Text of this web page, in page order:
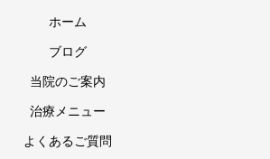
ホーム
ブログ
当院のご案内
治療メニュー
よくあるご質問